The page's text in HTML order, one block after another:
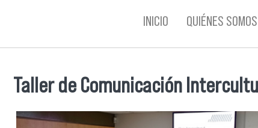
INICIO QUIÉNES SOMOS
Se encuentra usted aquí
Taller de Comunicación